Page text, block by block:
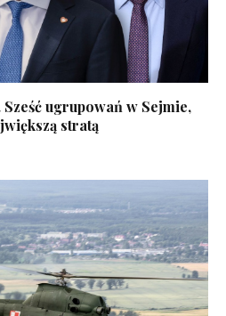
ugrupowań w Sejmie,
stratą